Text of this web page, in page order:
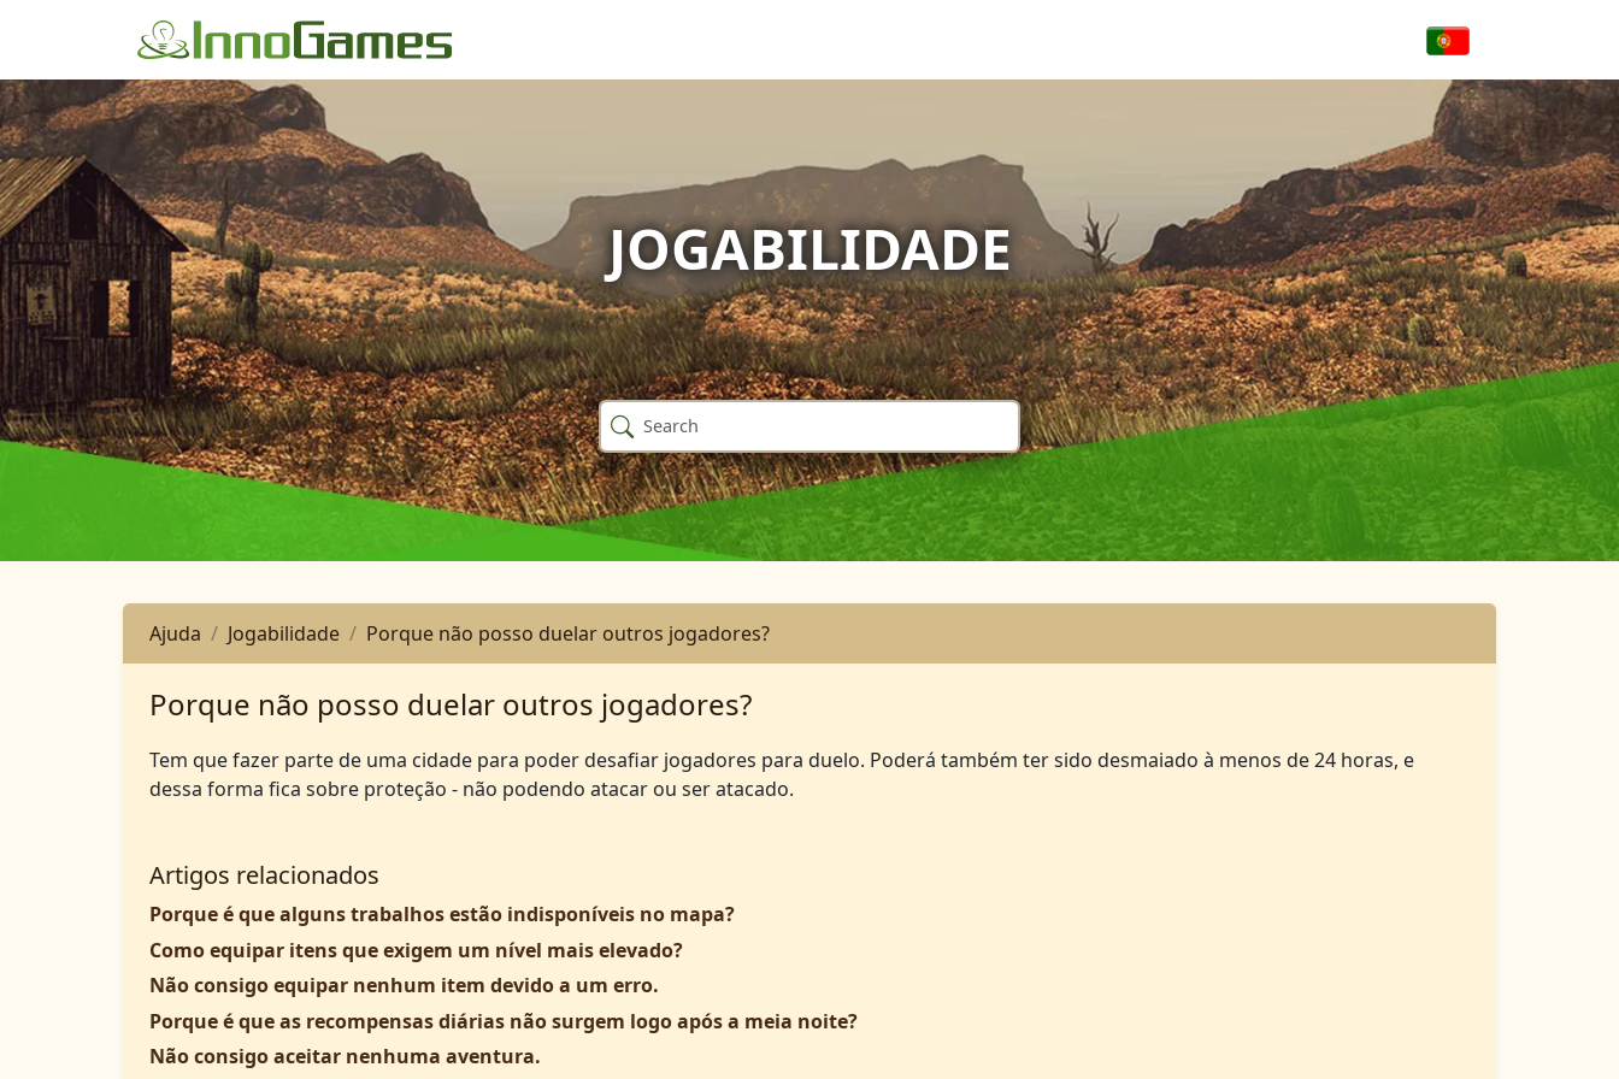
JOGABILIDADE
Ajuda Jogabilidade Porque não posso duelar outros jogadores?
Porque não posso duelar outros jogadores?
Tem que fazer parte de uma cidade para poder desafiar jogadores para duelo. Poderá também ter sido desmaiado à menos de 24 horas, e
dessa forma fica sobre proteção - não podendo atacar ou ser atacado.
Artigos relacionados
Porque é que alguns trabalhos estão indisponíveis no mapa?
Como equipar itens que exigem um nível mais elevado?
Não consigo equipar nenhum item devido a um erro.
Porque é que as recompensas diárias não surgem logo após a meia noite?
Não consigo aceitar nenhuma aventura.